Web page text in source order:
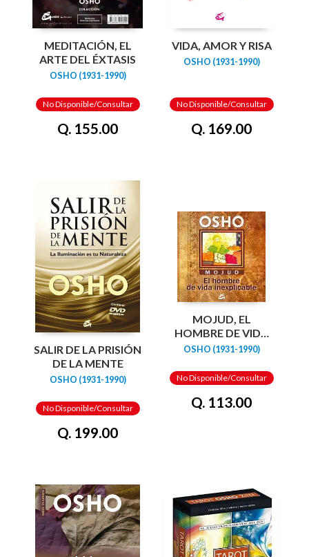
MEDITACIÓN, EL
ARTE DEL ÉXTASIS
OSHO (1931-1990)
No Disponible/Consultar
Q. 155.00
VIDA, AMOR Y RISA
OSHO (1931-1990)
No Disponible/Consultar
Q. 169.00
SALIR DE LA PRISIÓN
DE LA MENTE
OSHO (1931-1990)
No Disponible/Consultar
Q. 199.00
MOJUD, EL
HOMBRE DE VIDA
INEXPLICABLE
OSHO (1931-1990)
No Disponible/Consultar
Q. 113.00